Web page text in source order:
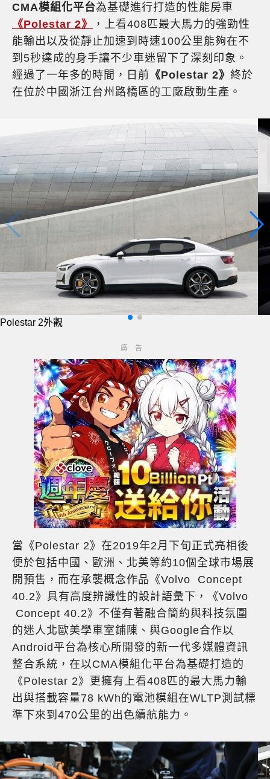
CMA模組化平台為基礎進行打造的性能房車
《Polestar 2》
，上看408匹最大馬力的強勁性
能輸出以及從靜止加速到時速100公里能夠在不
到5秒達成的身手讓不少車迷留下了深刻印象。
經過了一年多的時間，日前 《Polestar 2》 終於
在位於中國浙江台州路橋區的工廠啟動生產。
當《Polestar 2》在2019年2月下旬正式亮相後
便於包括中國、歐洲、北美等約10個全球市場展
開預售，而在承襲概念作品《Volvo Concept
40.2》具有高度辨識性的設計語彙下，《Volvo
Concept 40.2》不僅有著融合簡約與科技氛圍
的迷人北歐美學車室鋪陳、與Google合作以
Android平台為核心所開發的新一代多媒體資訊
整合系統，在以CMA模組化平台為基礎打造的
《Polestar 2》更擁有上看408匹的最大馬力輸
出與搭載容量78 kWh的電池模組在WLTP測試標
準下來到470公里的出色續航能力。